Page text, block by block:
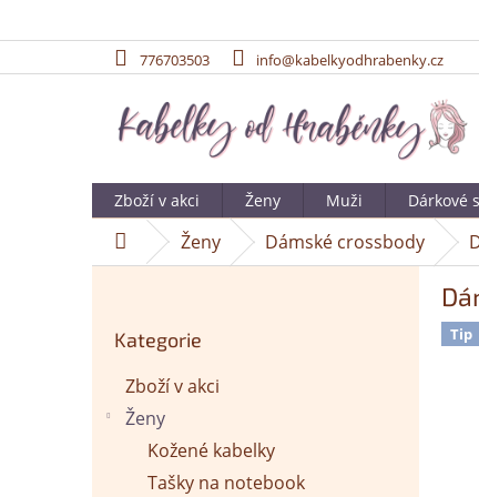
776703503 info@kabelkyodhrabenky.cz
Zboží v akci Ženy Muži Dárkové
DomůŽeny Dámské crossbody
kategorie
Kategorie
Zboží v akci
Ženy
Kožené kabelky
Tašky na notebook
Tip